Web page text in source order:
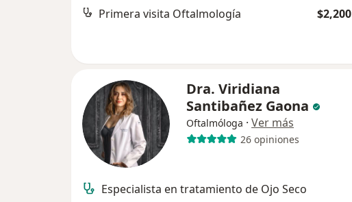
Primera visita Oftalmología $2,200
Dra. Viridiana
Santibañez Gaona
Oftalmóloga · Ver más
26 opiniones
Especialista en tratamiento de Ojo Seco